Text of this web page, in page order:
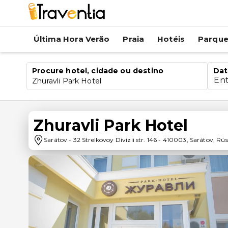
Última Hora Verão Praia Hotéis
Procure hotel, cidade ou destino
Zhuravli Park Hotel
Zhuravli Park Hotel
Sarátov - 32 Strelkovoy Divizii str. 146 - 410003, Sarátov,